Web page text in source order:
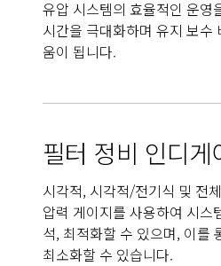
유압 시스템의 효율적인 운영
시간을 극대화하며 유지 보수
움이 됩니다.
필터 정비 인디게
시각적, 시각적/전기식 및 전
압력 게이지를 사용하여 시스
석, 최적화할 수 있으며, 이를
최소화할 수 있습니다.